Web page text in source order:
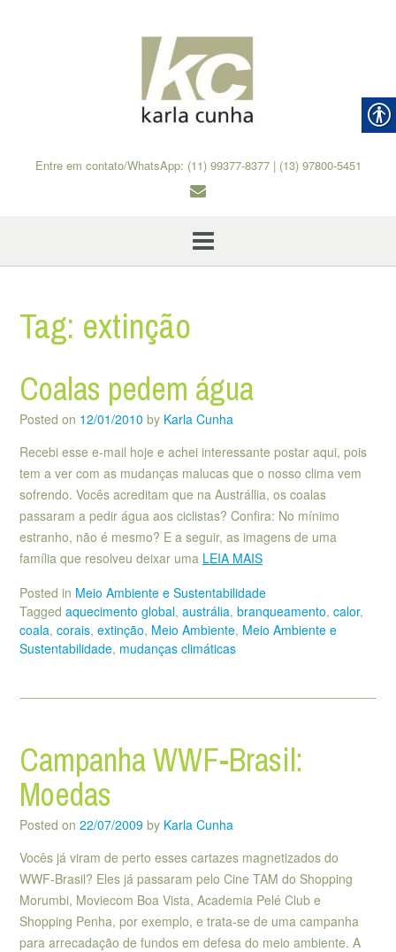
Entre em contato/WhatsApp: (11) 99377-8377 | (13) 97800-5451
Tag: extinção
Coalas pedem água
Posted on 12/01/2010 by Karla Cunha
Recebi esse e-mail hoje e achei interessante postar aqui, pois
tem a ver com as mudanças malucas que o nosso clima vem
sofrendo. Vocês acreditam que na Austrállia, os coalas
passaram a pedir água aos ciclistas? Confira: No mínimo
estranho, não é mesmo? E a seguir, as imagens de uma
família que resolveu deixar uma LEIA MAIS
Posted in Meio Ambiente e Sustentabilidade
Tagged aquecimento global, austrália, branqueamento, calor,
coala, corais, extinção, Meio Ambiente, Meio Ambiente e
Sustentabilidade, mudanças climáticas
Campanha WWF-Brasil:
Moedas
Posted on 22/07/2009 by Karla Cunha
Vocês já viram de perto esses cartazes magnetizados do
WWF-Brasil? Eles já passaram pelo Cine TAM do Shopping
Morumbi, Moviecom Boa Vista, Academia Pelé Club e
Shopping Penha, por exemplo, e trata-se de uma campanha
para arrecadação de fundos em defesa do meio ambiente. A